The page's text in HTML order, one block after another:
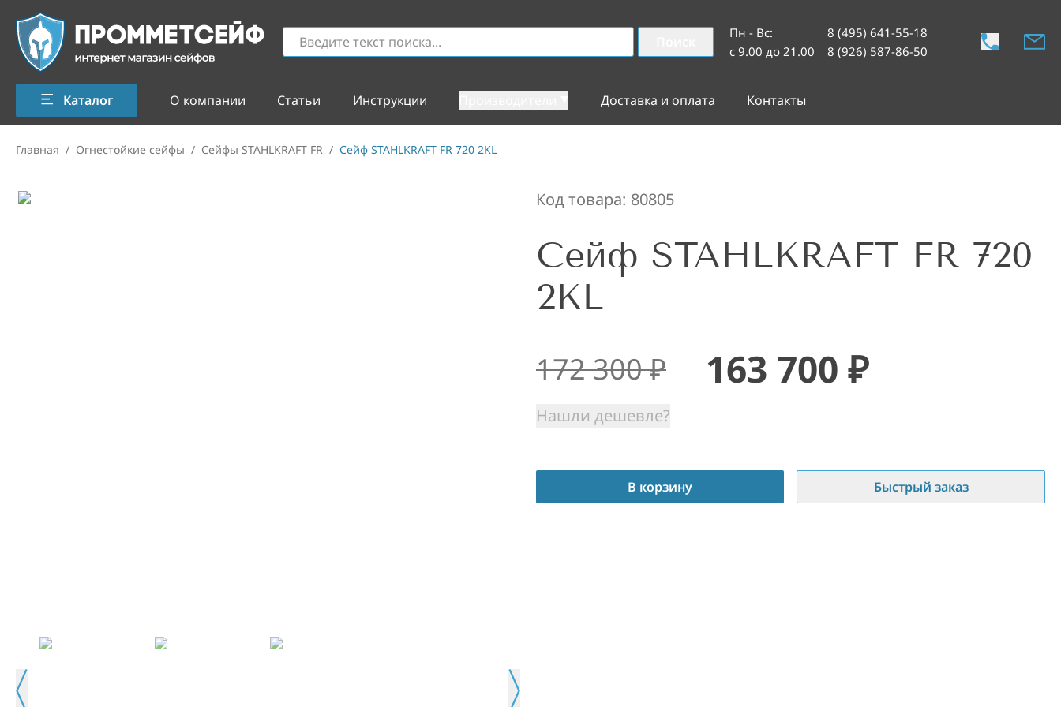
Пн - Вс:
с 9.00 до 21.00
8 (495) 641-55-18
8 (926) 587-86-50
Каталог О компании Статьи Инструкции Доставка и оплата Контакты
Главная / Огнестойкие сейфы / Сейфы STAHLKRAFT FR / Сейф STAHLKRAFT FR 720 2KL
Код товара: 80805
Сейф STAHLKRAFT FR 720
2KL
172 300₽ 163 700 ₽
Нашли дешевле?
В корзину Быстрый заказ